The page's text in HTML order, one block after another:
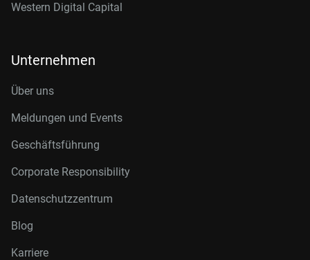
Western Digital Capital
Unternehmen
Über uns
Meldungen und Events
Geschäftsführung
Corporate Responsibility
Datenschutzzentrum
Blog
Karriere